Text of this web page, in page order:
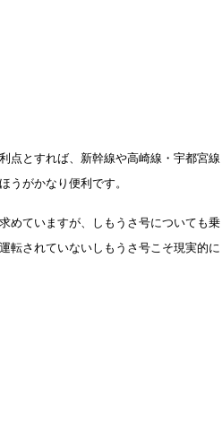
点とすれば、新幹線や高崎線・宇都宮線
うがかなり便利です。
めていますが、しもうさ号についても乗
転されていないしもうさ号こそ現実的に